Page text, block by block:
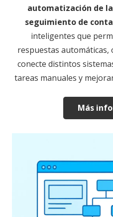
automatización de
seguimiento de
inteligentes que
respuestas
conecte distintos
tareas manuales y
Más